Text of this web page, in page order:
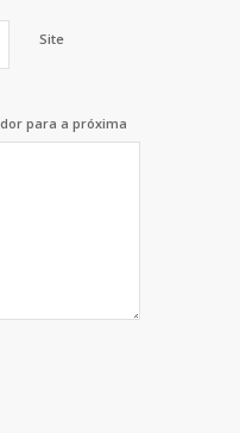
Site
para a próxima